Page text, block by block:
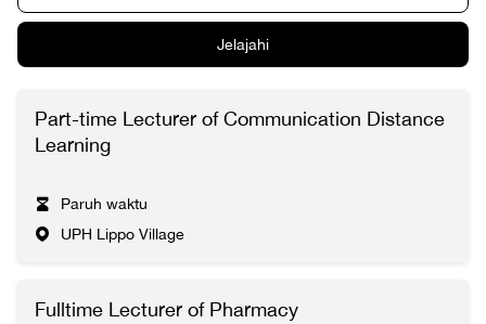
Jelajahi
Part-time Lecturer of Communication Distance
Learning
Paruh waktu
UPH Lippo Village
Fulltime Lecturer of Pharmacy